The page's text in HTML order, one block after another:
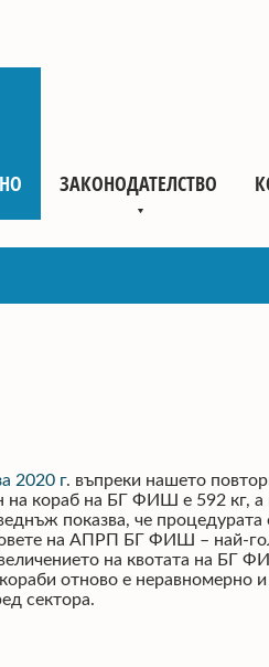
ЗАКОНОДАТЕЛСТВО
2020 г. въпреки нашето
на кораб на БГ ФИШ е 592 кг, а
показва, че процедурата
на АПРП БГ ФИШ – най-
на квотата на БГ
отново е неравномерно и
сектора.